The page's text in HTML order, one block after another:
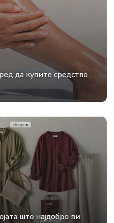
да купите средство
што најдобро ви